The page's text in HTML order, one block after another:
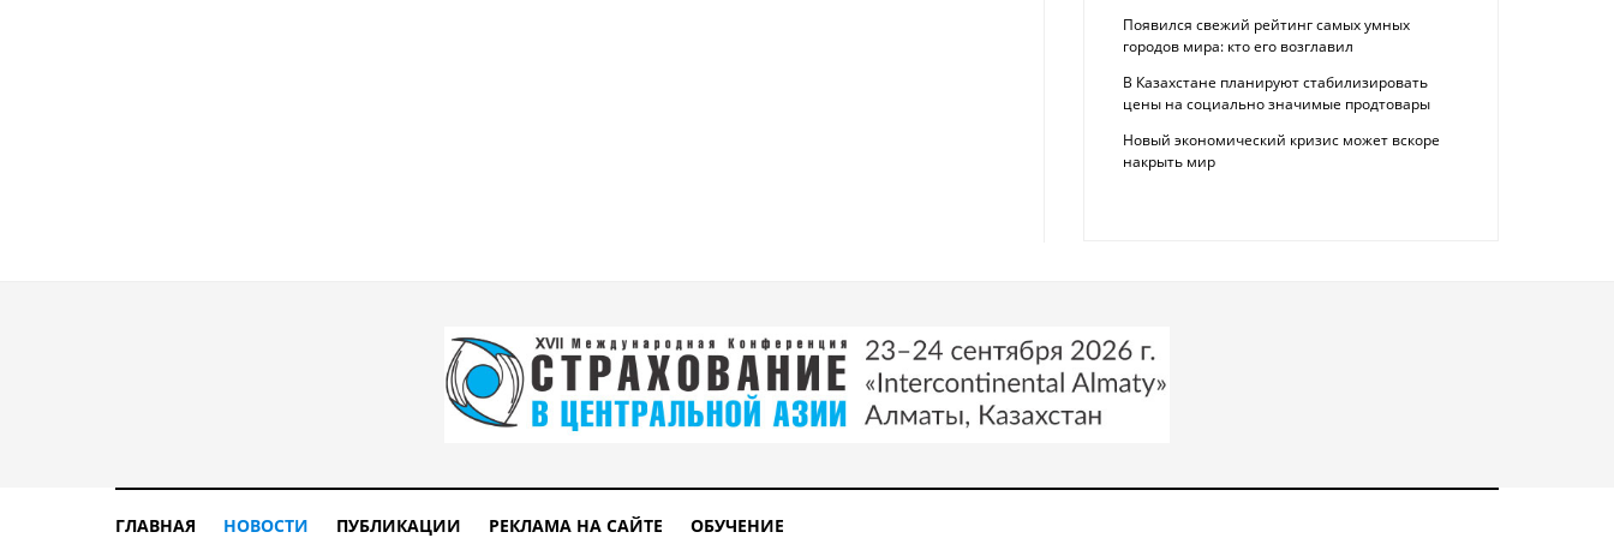
Появился свежий рейтинг самых умных
городов мира: кто его возглавил
В Казахстане планируют стабилизировать
цены на социально значимые продтовары
Новый экономический кризис может вскоре
накрыть мир
ГЛАВНАЯ НОВОСТИ ПУБЛИКАЦИИ РЕКЛАМА НА САЙТЕ ОБУЧЕНИЕ